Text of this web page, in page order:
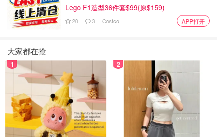
主卧室宽敞，一面墙一样大小的窗户为室内空间带来了大量
Lego F1造型36件套$99(原$159)
20 3 Costco APP打开
大家都在抢
1 2